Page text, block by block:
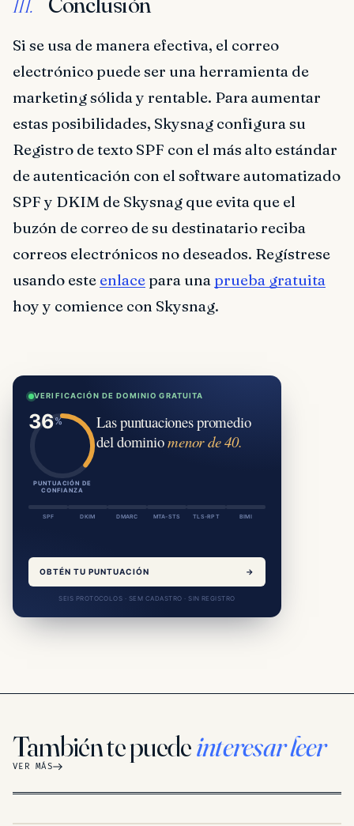
III.
Si se usa de manera efectiva, el correo
electrónico puede ser una herramienta de
marketing sólida y rentable. Para aumentar
estas posibilidades, Skysnag configura su
Registro de texto SPF con el más alto estándar
de autenticación con el software automatizado
SPF y DKIM de Skysnag que evita que el
buzón de correo de su destinatario reciba
correos electrónicos no deseados. Regístrese
usando este enlace para una prueba gratuita
hoy y comience con Skysnag.
VERIFICACIÓN DE DOMINIO GRATUITA
PUNTUACIÓN DE
CONFIANZA
Las puntuaciones promedio
del dominiomenor de 40.
SPF DKIM DMARC MTA-STS TLS-RPT BIMI
OBTÉN TU PUNTUACIÓN →
SEIS PROTOCOLOS · SEM CADASTRO · SIN REGISTRO
También te puedeinteresar leer
VER MÁS